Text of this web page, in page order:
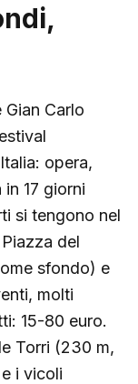
Carlo
opera,
17 giorni
si tengono nel
del
sfondo) e
molti
15-80 euro.
Torri (230 m,
i vicoli